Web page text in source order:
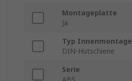
Montageplatte
Ja
Typ Innenmontage
DIN-Hutschiene
Serie